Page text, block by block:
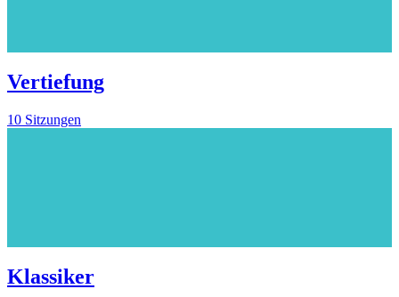
Vertiefung
10 Sitzungen
Klassiker